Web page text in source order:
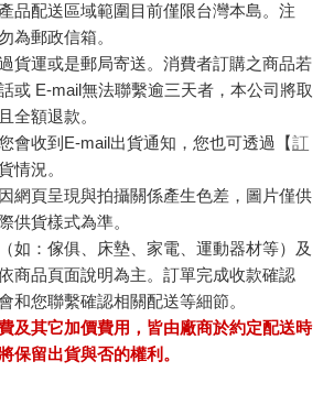
品配送區域範圍目前僅限台灣本島。注
為郵政信箱。
貨運或是郵局寄送。消費者訂購之商品若
或 E-mail無法聯繫逾三天者，本公司將取
全額退款。
會收到E-mail出貨通知，您也可透過【訂
情況。
網頁呈現與拍攝關係產生色差，圖片僅供
供貨樣式為準。
如：傢俱、床墊、家電、運動器材等）及
商品頁面說明為主。訂單完成收款確認
和您聯繫確認相關配送等細節。
及其它加價費用，皆由廠商於約定配送時
保留出貨與否的權利。